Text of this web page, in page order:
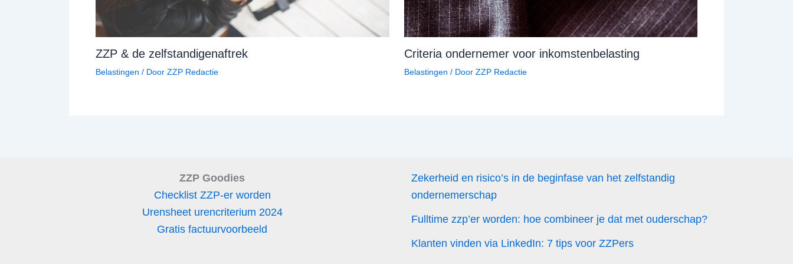
ZZP & de zelfstandigenaftrek
Belastingen / Door ZZP Redactie
Criteria ondernemer voor inkomstenbelasting
Belastingen / Door ZZP Redactie
ZZP Goodies
Checklist ZZP-er worden
Urensheet urencriterium 2024
Gratis factuurvoorbeeld
Zekerheid en risico’s in de beginfase van het zelfstandig
ondernemerschap
Fulltime zzp’er worden: hoe combineer je dat met ouderschap?
Klanten vinden via LinkedIn: 7 tips voor ZZPers